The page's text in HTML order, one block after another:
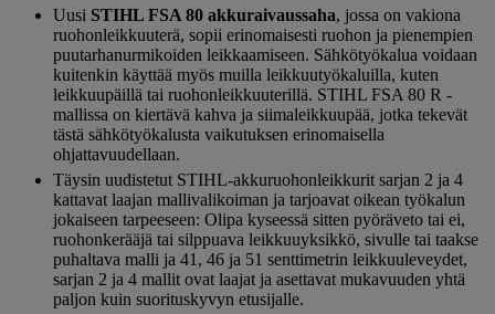
Uusi STIHL FSA 80 akkuraivaussaha, jossa on vakiona
ruohonleikkuuterä, sopii erinomaisesti ruohon ja pienempien
puutarhanurmikoiden leikkaamiseen. Sähkötyökalua voidaan
kuitenkin käyttää myös muilla leikkuutyökaluilla, kuten
leikkuupäillä tai ruohonleikkuuterillä. STIHL FSA 80 R -
mallissa on kiertävä kahva ja siimaleikkuupää, jotka tekevät
tästä sähkötyökalusta vaikutuksen erinomaisella
ohjattavuudellaan.
Täysin uudistetut STIHL-akkuruohonleikkurit sarjan 2 ja 4
kattavat laajan mallivalikoiman ja tarjoavat oikean työkalun
jokaiseen tarpeeseen: Olipa kyseessä sitten pyöräveto tai ei,
ruohonkerääjä tai silppuava leikkuuyksikkö, sivulle tai taakse
puhaltava malli ja 41, 46 ja 51 senttimetrin leikkuuleveydet,
sarjan 2 ja 4 mallit ovat laajat ja asettavat mukavuuden yhtä
paljon kuin suorituskyvyn etusijalle.